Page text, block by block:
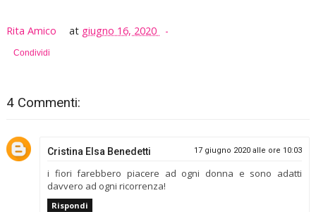
Rita Amico at giugno 16, 2020
Condividi
4 Commenti:
Cristina Elsa Benedetti 17 giugno 2020 alle ore 10:03
i fiori farebbero piacere ad ogni donna e sono adatti
davvero ad ogni ricorrenza!
Rispondi